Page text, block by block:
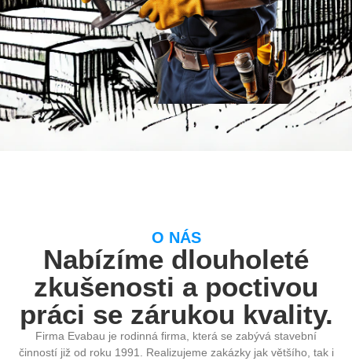
O NÁS
Nabízíme dlouholeté
zkušenosti a poctivou
práci se zárukou kvality.
Firma Evabau je rodinná firma, která se zabývá stavební
činností již od roku 1991. Realizujeme zakázky jak většího, tak i